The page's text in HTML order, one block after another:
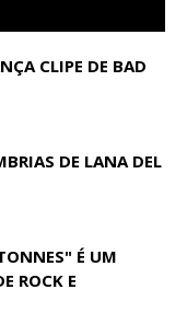
CLIPE DE BAD
DE LANA DEL
É UM
ROCK E